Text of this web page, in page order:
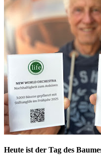
Heute ist der Tag des